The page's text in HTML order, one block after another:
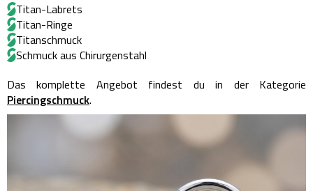
Titan-Labrets
Titan-Ringe
Titanschmuck
Schmuck aus Chirurgenstahl
Das komplette Angebot findest du in der Kategorie
Piercingschmuck.